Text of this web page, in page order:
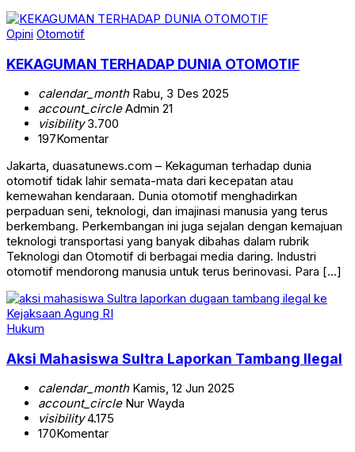
Opini Otomotif
KEKAGUMAN TERHADAP DUNIA OTOMOTIF
calendar_monthRabu, 3 Des 2025
account_circleAdmin 21
visibility3.700
197Komentar
Jakarta, duasatunews.com – Kekaguman terhadap dunia
otomotif tidak lahir semata-mata dari kecepatan atau
kemewahan kendaraan. Dunia otomotif menghadirkan
perpaduan seni, teknologi, dan imajinasi manusia yang terus
berkembang. Perkembangan ini juga sejalan dengan kemajuan
teknologi transportasi yang banyak dibahas dalam rubrik
Teknologi dan Otomotif di berbagai media daring. Industri
otomotif mendorong manusia untuk terus berinovasi. Para […]
Hukum
Aksi Mahasiswa Sultra Laporkan Tambang Ilegal
calendar_monthKamis, 12 Jun 2025
account_circleNur Wayda
visibility4.175
170Komentar